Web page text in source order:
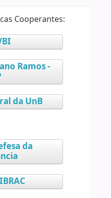
Cooperantes:
Ramos -
da UnB
da